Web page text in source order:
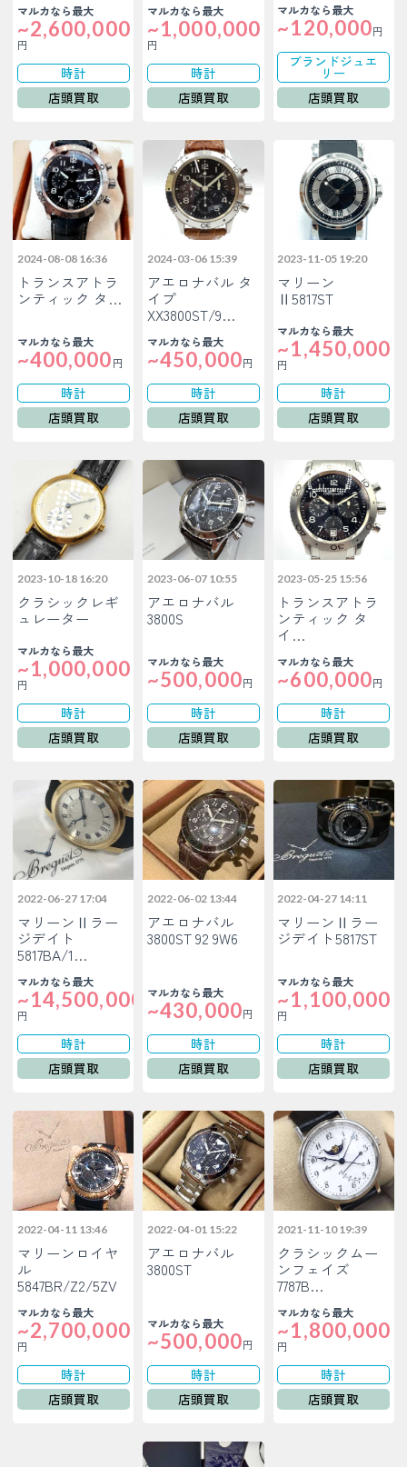
マルカなら最大
~2,600,000
円
時計
店頭買取
マルカなら最大
~1,000,000
円
時計
店頭買取
マルカなら最大
~120,000円
ブランドジュエ
リー
店頭買取
2024-08-08 16:36
トランスアトラ
ンティック タ…
マルカなら最大
~400,000円
時計
店頭買取
2024-03-06 15:39
アエロナバル タ
イプ
XX3800ST/9…
マルカなら最大
~450,000円
時計
店頭買取
2023-11-05 19:20
マリーン
Ⅱ5817ST
マルカなら最大
~1,450,000
円
時計
店頭買取
2023-10-18 16:20
クラシックレギ
ュレーター
マルカなら最大
~1,000,000
円
時計
店頭買取
2023-06-07 10:55
アエロナバル
3800S
マルカなら最大
~500,000円
時計
店頭買取
2023-05-25 15:56
トランスアトラ
ンティック タ
イ…
マルカなら最大
~600,000円
時計
店頭買取
2022-06-27 17:04
マリーンⅡラー
ジデイト
5817BA/1…
マルカなら最大
~14,500,000
円
時計
店頭買取
2022-06-02 13:44
アエロナバル
3800ST 92 9W6
マルカなら最大
~430,000円
時計
店頭買取
2022-04-27 14:11
マリーンⅡラー
ジデイト5817ST
マルカなら最大
~1,100,000
円
時計
店頭買取
2022-04-11 13:46
マリーンロイヤ
ル
5847BR/Z2/5ZV
マルカなら最大
~2,700,000
円
時計
店頭買取
2022-04-01 15:22
アエロナバル
3800ST
マルカなら最大
~500,000円
時計
店頭買取
2021-11-10 19:39
クラシックムー
ンフェイズ
7787B…
マルカなら最大
~1,800,000
円
時計
店頭買取